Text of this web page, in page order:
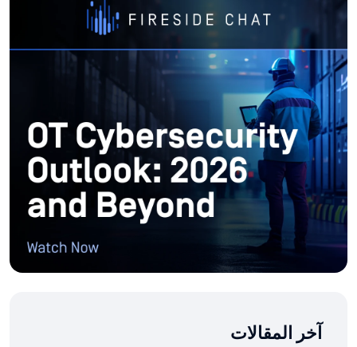
آخر المقالات